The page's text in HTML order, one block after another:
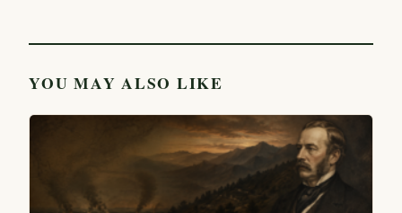
YOU MAY ALSO LIKE